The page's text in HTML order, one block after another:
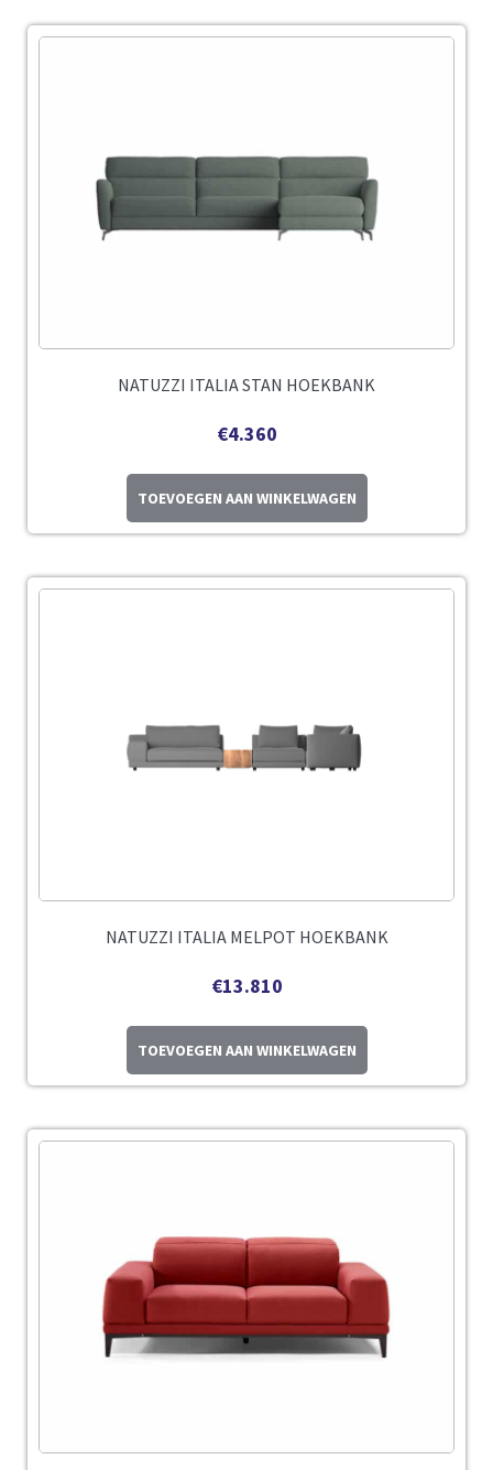
NATUZZI ITALIA STAN HOEKBANK
€4.360
TOEVOEGEN AAN WINKELWAGEN
NATUZZI ITALIA MELPOT HOEKBANK
€13.810
TOEVOEGEN AAN WINKELWAGEN